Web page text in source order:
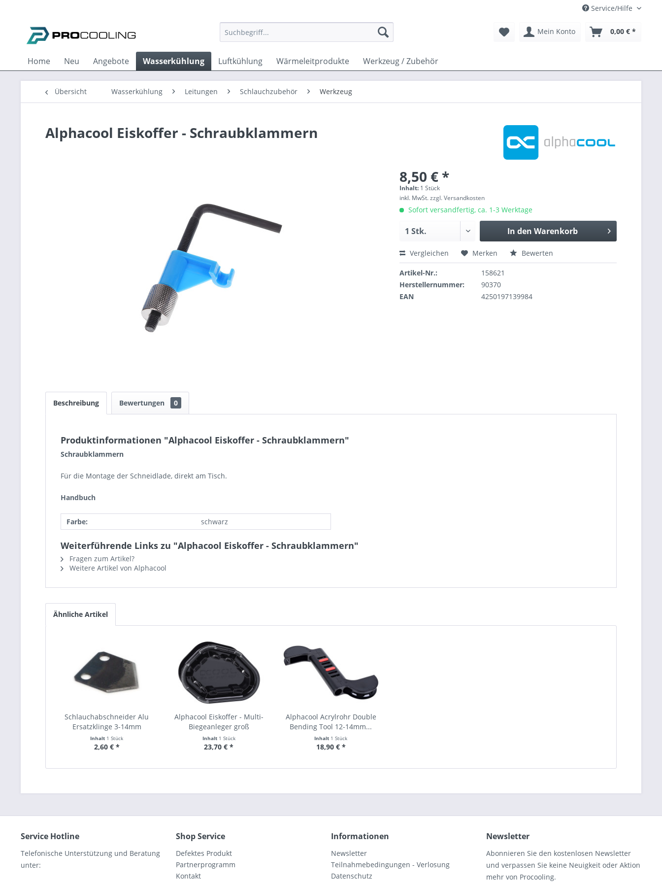
Service/Hilfe
Mein Konto 0,00 € *
Home Neu Angebote Wasserkühlung Luftkühlung Wärmeleitprodukte Werkzeug / Zubehör
Übersicht Wasserkühlung Leitungen Schlauchzubehör Werkzeug
Alphacool Eiskoffer - Schraubklammern
8,50 € *
Inhalt: 1 Stück
inkl. MwSt.zzgl. Versandkosten
Sofort versandfertig, ca. 1-3 Werktage
In den Warenkorb
Vergleichen Merken Bewerten
Artikel-Nr.:
158621
Herstellernummer:
90370
EAN
4250197139984
Beschreibung Bewertungen 0
Produktinformationen "Alphacool Eiskoffer - Schraubklammern"
Schraubklammern
Für die Montage der Schneidlade, direkt am Tisch.
Handbuch
Farbe: schwarz
Weiterführende Links zu "Alphacool Eiskoffer - Schraubklammern"
Fragen zum Artikel?
Weitere Artikel von Alphacool
Ähnliche Artikel
Schlauchabschneider Alu
Ersatzklinge 3-14mm
Inhalt 1 Stück
2,60 € *
Alphacool Eiskoffer - Multi-
Biegeanleger groß
Inhalt 1 Stück
23,70 € *
Alphacool Acrylrohr Double
Bending Tool 12-14mm...
Inhalt 1 Stück
18,90 € *
Service Hotline
Telefonische Unterstützung und Beratung
unter:
Shop Service
Defektes Produkt
Partnerprogramm
Kontakt
Informationen
Newsletter
Teilnahmebedingungen - Verlosung
Datenschutz
Newsletter
Abonnieren Sie den kostenlosen Newsletter
und verpassen Sie keine Neuigkeit oder Aktion
mehr von Procooling.